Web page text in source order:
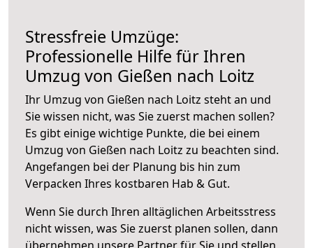
Stressfreie Umzüge:
Professionelle Hilfe für Ihren
Umzug von Gießen nach Loitz
Ihr Umzug von Gießen nach Loitz steht an und
Sie wissen nicht, was Sie zuerst machen sollen?
Es gibt einige wichtige Punkte, die bei einem
Umzug von Gießen nach Loitz zu beachten sind.
Angefangen bei der Planung bis hin zum
Verpacken Ihres kostbaren Hab & Gut.
Wenn Sie durch Ihren alltäglichen Arbeitsstress
nicht wissen, was Sie zuerst planen sollen, dann